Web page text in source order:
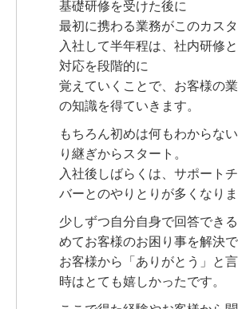
基礎研修を受けた後に
最初に携わる業務がこのカスタ
入社して半年程は、社内研修
対応を段階的に
覚えていくことで、お客様の
の知識を得ていきます。
もちろん初めは何もわからな
り継ぎからスタート。
入社後しばらくは、サポート
バーとのやりとりが多くなりま
少しずつ自分自身で回答でき
めてお客様のお困り事を解決で
お客様から「ありがとう」と
時はとても嬉しかったです。